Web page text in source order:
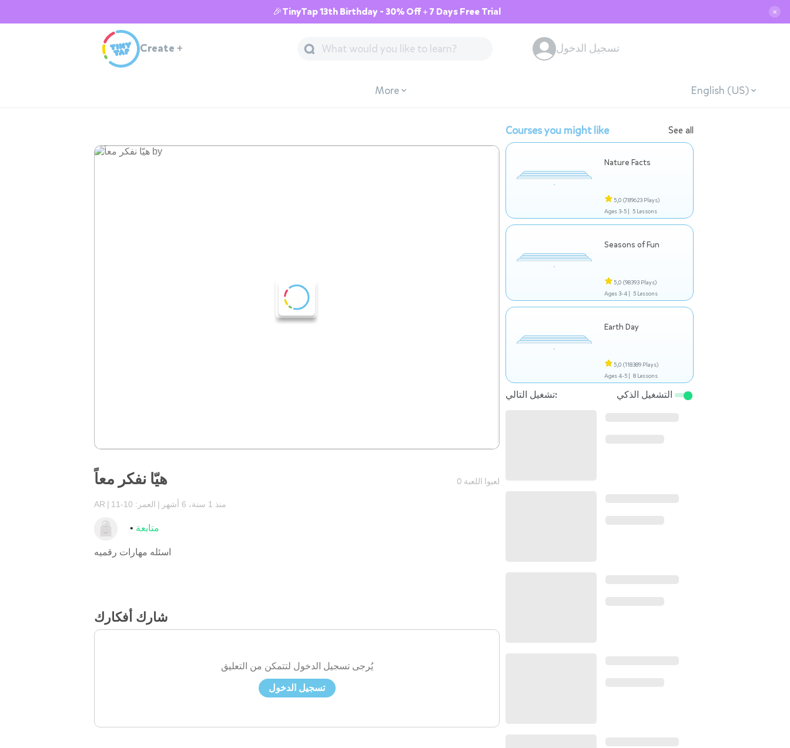
🎉TinyTap 13th Birthday - 30% Off + 7 Days Free Trial ✕
Create + تسجيل الدخول
More English (US)
هيّا نفكر معاً 0 لعبوا اللعبة
AR العمر: 10-11 منذ 1 سنة، 6 أشهر
متابعة
اسئله مهارات رقميه
شارك أفكارك
يُرجى تسجيل الدخول لتتمكن من التعليق
تسجيل الدخول
Courses you might like See all
Nature Facts
5,0 (789623 Plays)
Ages 3-5 | 5 Lessons
Seasons of Fun
5,0 (98393 Plays)
Ages 3-4 | 5 Lessons
Earth Day
5,0 (118389 Plays)
Ages 4-5 | 8 Lessons
تشغيل التالي: